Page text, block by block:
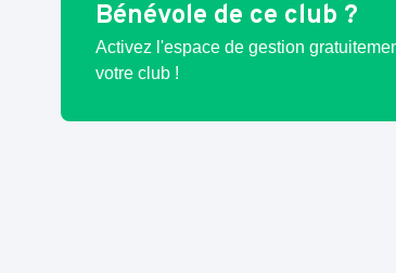
Bénévole de ce club ?
Activez l'espace de gestion
votre club !